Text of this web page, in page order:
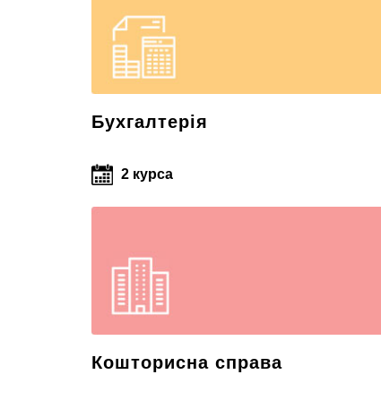
Бухгалтерія
2 курса
Кошторисна справа